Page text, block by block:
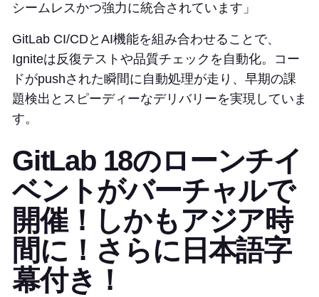
シームレスかつ強力に統合されています」
GitLab CI/CDとAI機能を組み合わせることで、
Igniteは反復テストや品質チェックを自動化。コー
ドがpushされた瞬間に自動処理が走り、早期の課
題検出とスピーディーなデリバリーを実現していま
す。
GitLab 18のローンチイ
ベントがバーチャルで
開催！しかもアジア時
間に！さらに日本語字
幕付き！